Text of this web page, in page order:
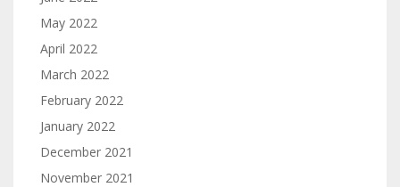
May 2022
April 2022
March 2022
February 2022
January 2022
December 2021
November 2021